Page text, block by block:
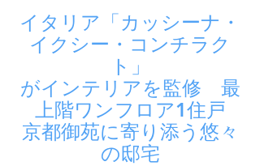
イタリア「カッシーナ・
イクシー・コンチラク
ト」
がインテリアを監修　最
上階ワンフロア1住戸
京都御苑に寄り添う悠々
の邸宅